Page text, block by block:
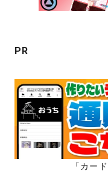
ン
PR
「カー